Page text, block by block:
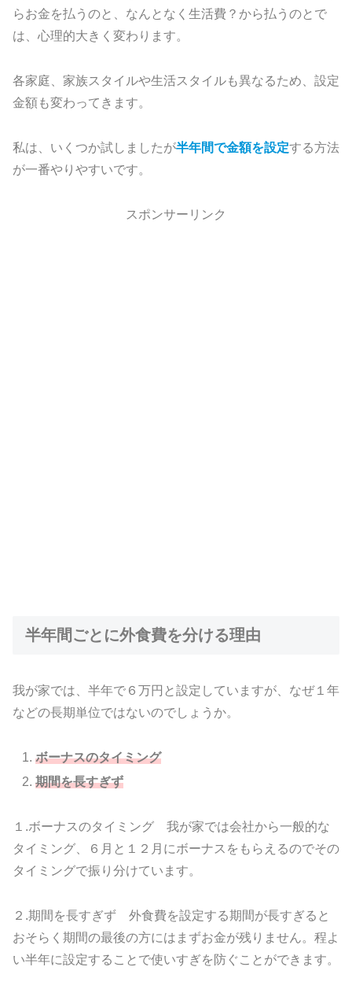
らお金を払うのと、なんとなく生活費？から払うのとで
は、心理的大きく変わります。
各家庭、家族スタイルや生活スタイルも異なるため、設定
金額も変わってきます。
私は、いくつか試しましたが半年間で金額を設定する方法
が一番やりやすいです。
スポンサーリンク
半年間ごとに外食費を分ける理由
我が家では、半年で６万円と設定していますが、なぜ１年
などの長期単位ではないのでしょうか。
ボーナスのタイミング
期間を長すぎず
１.ボーナスのタイミング 我が家では会社から一般的な
タイミング、６月と１２月にボーナスをもらえるのでその
タイミングで振り分けています。
２.期間を長すぎず 外食費を設定する期間が長すぎると
おそらく期間の最後の方にはまずお金が残りません。程よ
い半年に設定することで使いすぎを防ぐことができます。